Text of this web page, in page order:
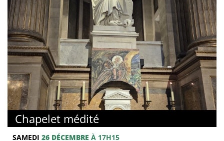
Chapelet médité
SAMEDI 26 DÉCEMBRE À 17H15